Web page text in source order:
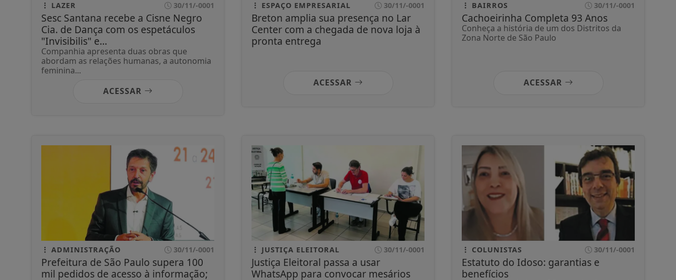
LAZER 30/11/-0001
Sesc Santana recebe a Cisne Negro
Cia. de Dança com os espetáculos
"Invisibilis" e...
Companhia apresenta duas obras que
abordam as relações humanas, a autonomia
feminina...
ACESSAR
ESPAÇO EMPRESARIAL 30/11/-0001
Breton amplia sua presença no Lar
Center com a chegada de nova loja à
pronta entrega
ACESSAR
BAIRROS 30/11/-0001
Cachoeirinha Completa 93 Anos
Conheça a história de um dos Distritos da
Zona Norte de São Paulo
ACESSAR
ADMINISTRAÇÃO 30/11/-0001
Prefeitura de São Paulo supera 100
mil pedidos de acesso à informação;
JUSTIÇA ELEITORAL 30/11/-0001
Justiça Eleitoral passa a usar
WhatsApp para convocar mesários
COLUNISTAS 30/11/-0001
Estatuto do Idoso: garantias e
benefícios